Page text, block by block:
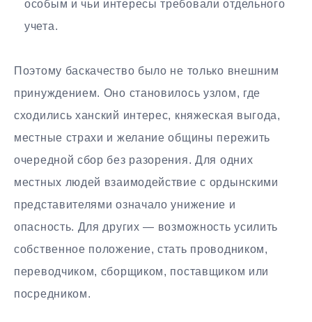
особым и чьи интересы требовали отдельного
учета.
Поэтому баскачество было не только внешним
принуждением. Оно становилось узлом, где
сходились ханский интерес, княжеская выгода,
местные страхи и желание общины пережить
очередной сбор без разорения. Для одних
местных людей взаимодействие с ордынскими
представителями означало унижение и
опасность. Для других — возможность усилить
собственное положение, стать проводником,
переводчиком, сборщиком, поставщиком или
посредником.